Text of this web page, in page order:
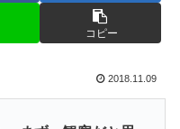
コピー
2018.11.09